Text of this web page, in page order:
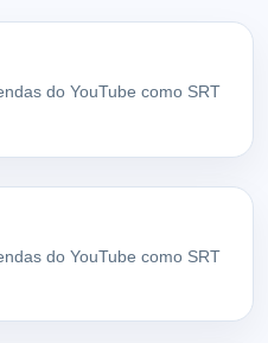
do YouTube como SRT
do YouTube como SRT